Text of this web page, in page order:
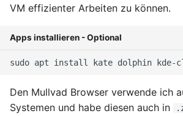
VM effizienter Arbeiten zu können.
Apps installieren - Optional
sudo apt install kate dolphin kde-
Den Mullvad Browser verwende ich
Systemen und habe diesen auch in